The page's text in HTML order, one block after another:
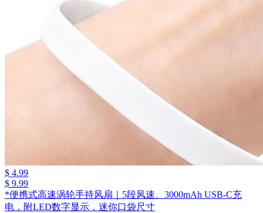
$ 4.99
$ 9.99
*便携式高速涡轮手持风扇｜5段风速、3000mAh USB-C充
电，附LED数字显示，迷你口袋尺寸